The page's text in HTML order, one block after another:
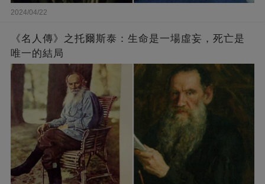
2024/04/22
《名人傳》之托爾斯泰：生命是一場虛妄，死亡是
唯一的結局